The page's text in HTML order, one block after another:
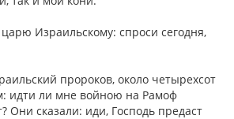
Израильскому: спроси сегодня,
пророков, около четырехсот
идти ли мне войною на Рамоф
Они сказали: иди, Господь предаст